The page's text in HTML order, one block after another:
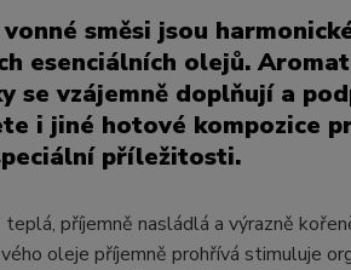
směsi jsou
esenciálních olejů.
se vzájemně doplňují a
i jiné hotové kompozice
příležitosti.
teplá, příjemně nasládlá a výrazně
oleje příjemně prohřívá stimuluje